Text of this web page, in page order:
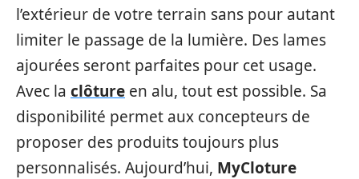
l’extérieur de votre terrain sans pour autant
limiter le passage de la lumière. Des lames
ajourées seront parfaites pour cet usage.
Avec la clôture en alu, tout est possible. Sa
disponibilité permet aux concepteurs de
proposer des produits toujours plus
personnalisés. Aujourd’hui, MyCloture